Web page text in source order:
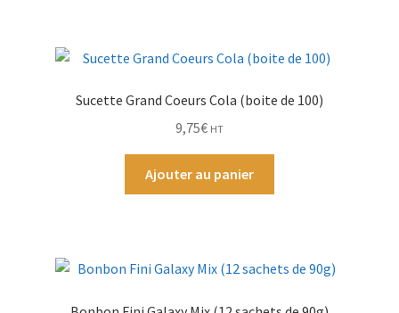
Sucette Grand Coeurs Cola (boite de 100)
9,75€ HT
Ajouter au panier